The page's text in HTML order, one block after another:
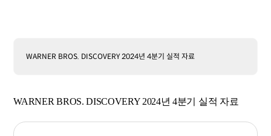
WARNER BROS. DISCOVERY 2024년 4분기 실적 자료
WARNER BROS. DISCOVERY 2024년 4분기 실적 자료